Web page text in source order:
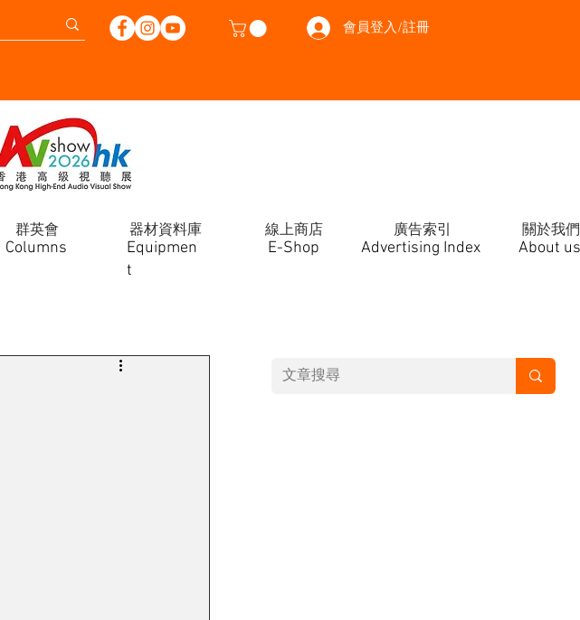
會員登入/註冊
群英會 器材資料庫 線上商店 廣告索引 關於我們
Equipmen
t
E-Shop
Columns About us
Advertising Index